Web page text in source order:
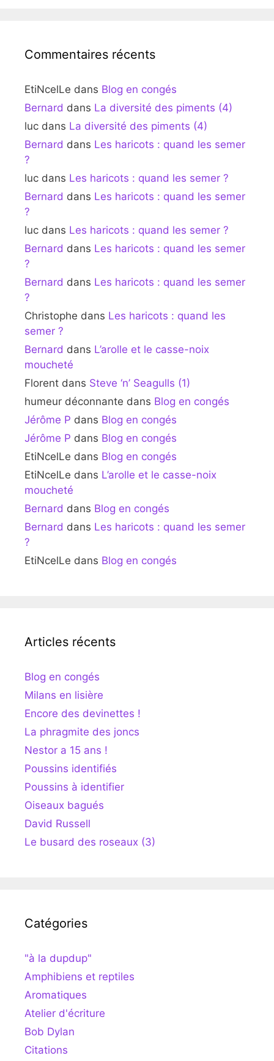
Commentaires récents
EtiNcelLe dans Blog en congés
Bernard dans La diversité des piments (4)
luc dans La diversité des piments (4)
Bernard dans Les haricots : quand les semer
?
luc dans Les haricots : quand les semer ?
Bernard dans Les haricots : quand les semer
?
luc dans Les haricots : quand les semer ?
Bernard dans Les haricots : quand les semer
?
Bernard dans Les haricots : quand les semer
?
Christophe dans Les haricots : quand les
semer ?
Bernard dans L’arolle et le casse-noix
moucheté
Florent dans Steve ‘n’ Seagulls (1)
humeur déconnante dans Blog en congés
Jérôme P dans Blog en congés
Jérôme P dans Blog en congés
EtiNcelLe dans Blog en congés
EtiNcelLe dans L’arolle et le casse-noix
moucheté
Bernard dans Blog en congés
Bernard dans Les haricots : quand les semer
?
EtiNcelLe dans Blog en congés
Articles récents
Blog en congés
Milans en lisière
Encore des devinettes !
La phragmite des joncs
Nestor a 15 ans !
Poussins identifiés
Poussins à identifier
Oiseaux bagués
David Russell
Le busard des roseaux (3)
Catégories
"à la dupdup"
Amphibiens et reptiles
Aromatiques
Atelier d'écriture
Bob Dylan
Citations